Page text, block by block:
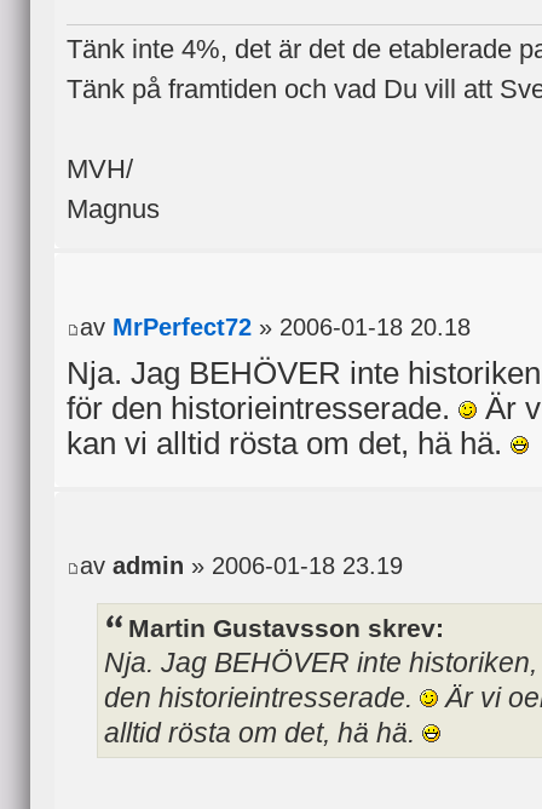
Tänk inte 4%, det är det de etablerade
Tänk på framtiden och vad Du vill att
MVH/
Magnus
av MrPerfect72 » 2006-01-18 20.18
Nja. Jag BEHÖVER inte
för den historieintresserade.
Är
kan vi alltid rösta om det, hä hä.
av admin » 2006-01-18 23.19
Martin Gustavsson skrev:
Nja. Jag BEHÖVER inte
den historieintresserade.
Är vi
alltid rösta om det, hä hä.